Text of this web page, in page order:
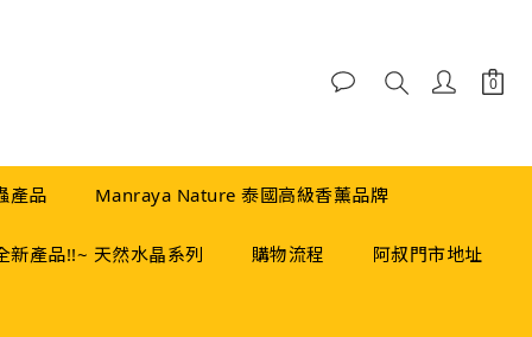
產品 Manraya Nature 泰國高級香薰品牌
新產品!!~ 天然水晶系列 購物流程 阿叔門市地址